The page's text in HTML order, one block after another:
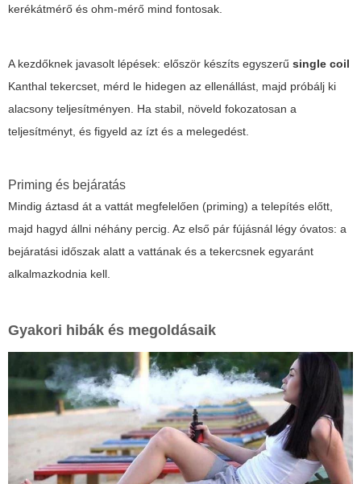
kerékátmérő és ohm-mérő mind fontosak.
A kezdőknek javasolt lépések: először készíts egyszerű single coil
Kanthal tekercset, mérd le hidegen az ellenállást, majd próbálj ki
alacsony teljesítményen. Ha stabil, növeld fokozatosan a
teljesítményt, és figyeld az ízt és a melegedést.
Priming és bejáratás
Mindig áztasd át a vattát megfelelően (priming) a telepítés előtt,
majd hagyd állni néhány percig. Az első pár fújásnál légy óvatos: a
bejáratási időszak alatt a vattának és a tekercsnek egyaránt
alkalmazkodnia kell.
Gyakori hibák és megoldásaik